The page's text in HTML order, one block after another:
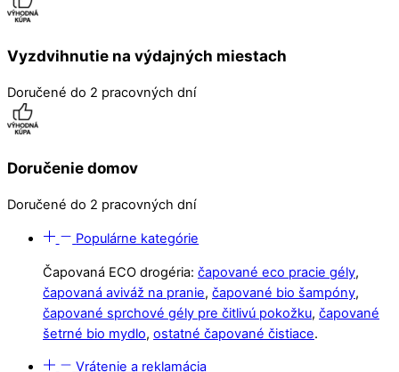
Vyzdvihnutie na výdajných miestach
Doručené do 2 pracovných dní
Doručenie domov
Doručené do 2 pracovných dní
Populárne kategórie
Čapovaná ECO drogéria: čapované eco pracie gély,
čapovaná aviváž na pranie, čapované bio šampóny,
čapované sprchové gély pre čitlivú pokožku, čapované
šetrné bio mydlo, ostatné čapované čistiace.
Vrátenie a reklamácia